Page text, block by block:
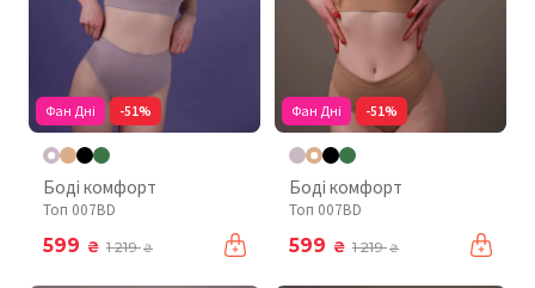
Фан Дні -51%
Боді комфорт
Топ 007BD
599 ₴ 1 219₴
Фан Дні -51%
Боді комфорт
Топ 007BD
599 ₴ 1 219₴